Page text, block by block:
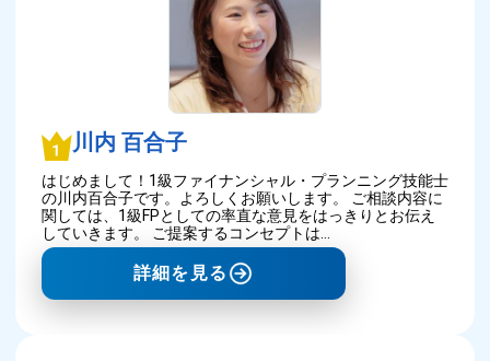
川内 百合子
はじめまして！1級ファイナンシャル・プランニング技能士
の川内百合子です。よろしくお願いします。 ご相談内容に
関しては、1級FPとしての率直な意見をはっきりとお伝え
していきます。 ご提案するコンセプトは…
詳細を見る